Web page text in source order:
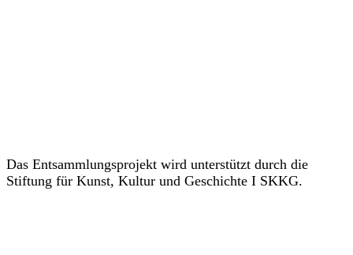
Das Entsammlungsprojekt wird unterstützt durch die
Stiftung für Kunst, Kultur und Geschichte I SKKG.